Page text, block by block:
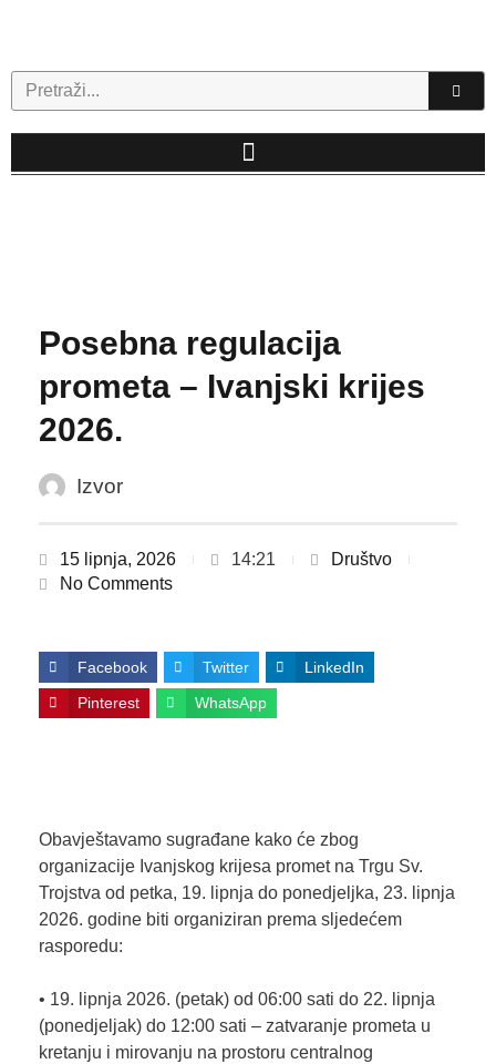
Search
Posebna regulacija
prometa – Ivanjski krijes
2026.
Izvor
15 lipnja, 2026 14:21
Društvo
No Comments
Facebook Twitter LinkedIn
Pinterest WhatsApp
Obavještavamo sugrađane kako će zbog
organizacije Ivanjskog krijesa promet na Trgu Sv.
Trojstva od petka, 19. lipnja do ponedjeljka, 23. lipnja
2026. godine biti organiziran prema sljedećem
rasporedu:
• 19. lipnja 2026. (petak) od 06:00 sati do 22. lipnja
(ponedjeljak) do 12:00 sati – zatvaranje prometa u
kretanju i mirovanju na prostoru centralnog